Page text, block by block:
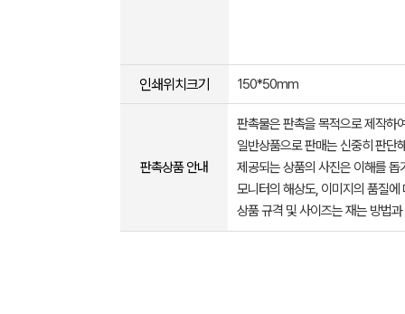
인쇄위치크기 150*50mm
판촉상품 안내
판촉물은 판촉을 목적으로 제작하
일반상품으로 판매는 신중히 판단
제공되는 상품의 사진은 이해를
모니터의 해상도, 이미지의 품질
상품 규격 및 사이즈는 재는 방법